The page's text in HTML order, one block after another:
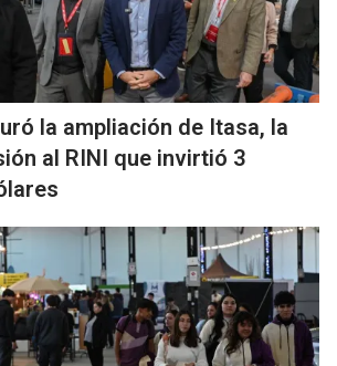
la ampliación de Itasa, la
al RINI que invirtió 3